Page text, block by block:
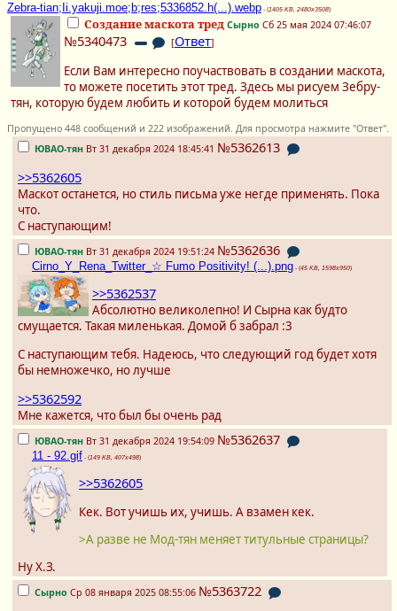
Zebra-tian;Ii.yakuji.moe;b;res;5336852.h(...).webp - (1405 KB, 2480x3508)
Создание маскота тред Сырно Сб 25 мая 2024 07:46:07
№5340473 [Ответ]
Если Вам интересно поучаствовать в создании маскота,
то можете посетить этот тред. Здесь мы рисуем Зебру-
тян, которую будем любить и которой будем молиться
Пропущено 448 сообщений и 222 изображений. Для просмотра нажмите "Ответ".
ЮВАО-тян Вт 31 декабря 2024 18:45:41 №5362613
>>5362605
Маскот останется, но стиль письма уже негде применять. Пока
что.
С наступающим!
ЮВАО-тян Вт 31 декабря 2024 19:51:24 №5362636
Cirno_Y_Rena_Twitter_☆ Fumo Positivity! (...).png - (45 KB, 1598x950)
>>5362537
Абсолютно великолепно! И Сырна как будто
смущается. Такая миленькая. Домой б забрал :3
С наступающим тебя. Надеюсь, что следующий год будет хотя
бы немножечко, но лучше
>>5362592
Мне кажется, что был бы очень рад
ЮВАО-тян Вт 31 декабря 2024 19:54:09 №5362637
11 - 92.gif - (149 KB, 407x498)
>>5362605
Кек. Вот учишь их, учишь. А взамен кек.
>А разве не Мод-тян меняет титульные страницы?
Ну Х.З.
Сырно Ср 08 января 2025 08:55:06 №5363722